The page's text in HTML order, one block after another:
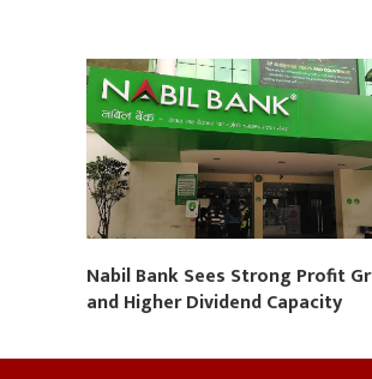
Nabil Bank Sees Strong Profit
and Higher Dividend Capacity